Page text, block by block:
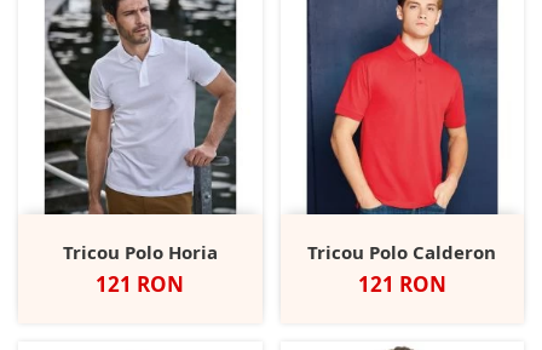
Tricou Polo Horia
Pret
121 RON
Tricou Polo Calderon
Pret
121 RON